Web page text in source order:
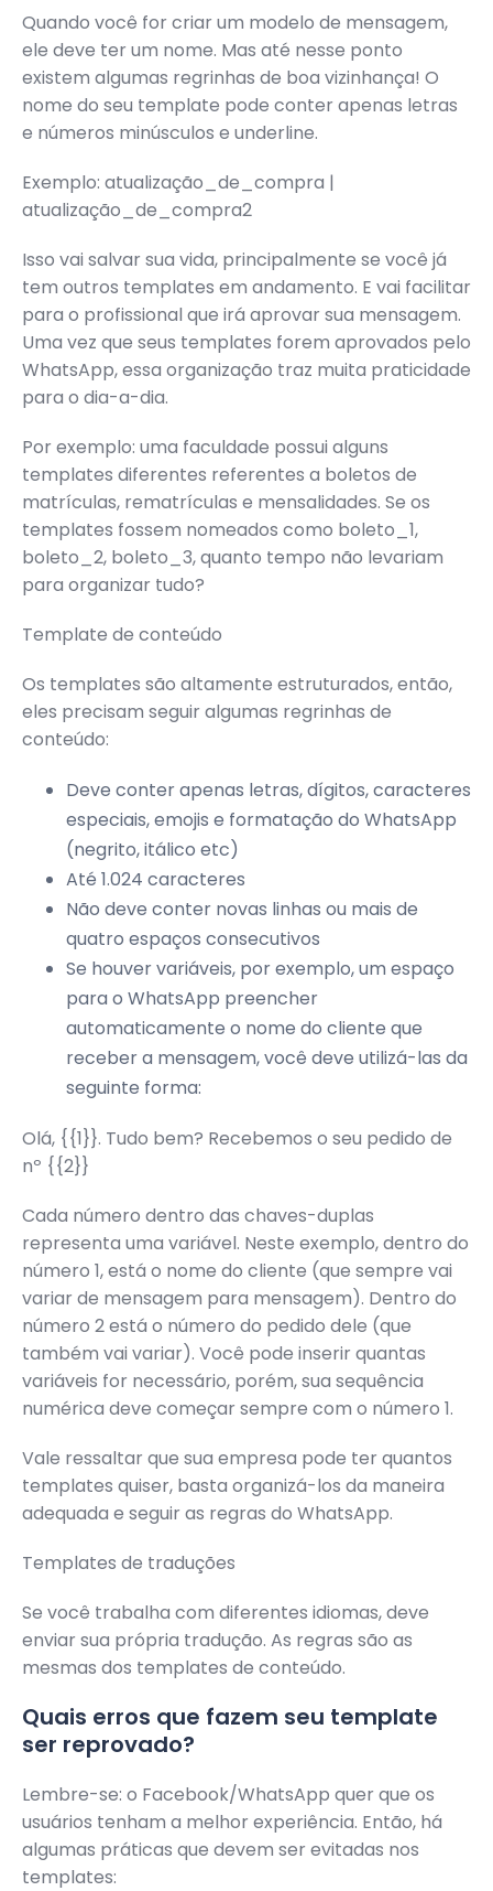
Quando você for criar um modelo de mensagem,
ele deve ter um nome. Mas até nesse ponto
existem algumas regrinhas de boa vizinhança! O
nome do seu template pode conter apenas letras
e números minúsculos e underline.
Exemplo: atualização_de_compra |
atualização_de_compra2
Isso vai salvar sua vida, principalmente se você já
tem outros templates em andamento. E vai facilitar
para o profissional que irá aprovar sua mensagem.
Uma vez que seus templates forem aprovados pelo
WhatsApp, essa organização traz muita praticidade
para o dia-a-dia.
Por exemplo: uma faculdade possui alguns
templates diferentes referentes a boletos de
matrículas, rematrículas e mensalidades. Se os
templates fossem nomeados como boleto_1,
boleto_2, boleto_3, quanto tempo não levariam
para organizar tudo?
Template de conteúdo
Os templates são altamente estruturados, então,
eles precisam seguir algumas regrinhas de
conteúdo:
Deve conter apenas letras, dígitos, caracteres
especiais, emojis e formatação do WhatsApp
(negrito, itálico etc)
Até 1.024 caracteres
Não deve conter novas linhas ou mais de
quatro espaços consecutivos
Se houver variáveis, por exemplo, um espaço
para o WhatsApp preencher
automaticamente o nome do cliente que
receber a mensagem, você deve utilizá-las da
seguinte forma:
Olá, {{1}}. Tudo bem? Recebemos o seu pedido de
nº {{2}}
Cada número dentro das chaves-duplas
representa uma variável. Neste exemplo, dentro do
número 1, está o nome do cliente (que sempre vai
variar de mensagem para mensagem). Dentro do
número 2 está o número do pedido dele (que
também vai variar). Você pode inserir quantas
variáveis for necessário, porém, sua sequência
numérica deve começar sempre com o número 1.
Vale ressaltar que sua empresa pode ter quantos
templates quiser, basta organizá-los da maneira
adequada e seguir as regras do WhatsApp.
Templates de traduções
Se você trabalha com diferentes idiomas, deve
enviar sua própria tradução. As regras são as
mesmas dos templates de conteúdo.
Quais erros que fazem seu template
ser reprovado?
Lembre-se: o Facebook/WhatsApp quer que os
usuários tenham a melhor experiência. Então, há
algumas práticas que devem ser evitadas nos
templates: